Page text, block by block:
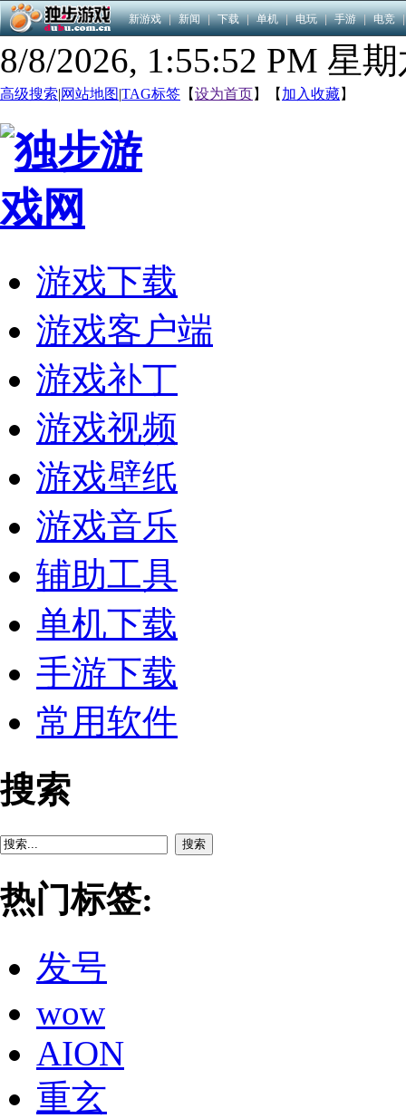
新游戏 | 新闻 | 下载 | 单机 | 电玩 | 手游 | 电竞 |
8/8/2026, 1:55:53 PM 星
高级搜索|网站地图|TAG标签 【设为首页】【 加入收藏】
游戏下载
游戏客户端
游戏补丁
游戏视频
游戏壁纸
游戏音乐
辅助工具
单机下载
手游下载
常用软件
搜索
搜索
热门标签:
发号
wow
AION
重玄